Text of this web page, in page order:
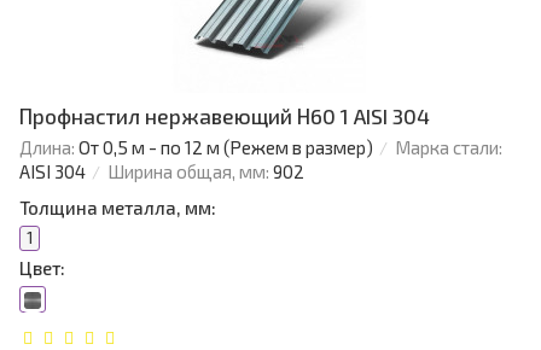
Профнастил нержавеющий Н60 1 AISI 304
Длина: От 0,5 м - по 12 м (Режем в размер)
Марка стали:
AISI 304
Ширина общая, мм: 902
Толщина металла, мм:
1
Цвет: